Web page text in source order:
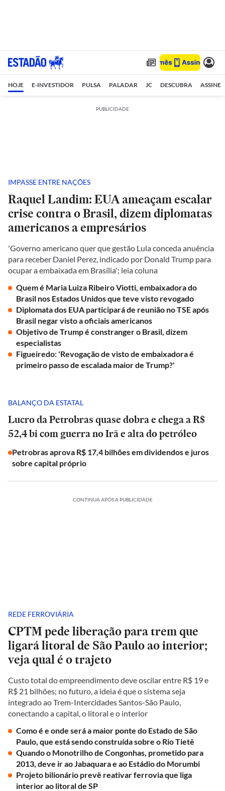
HOJE E-INVESTIDOR PULSA PALADAR JC DESCUBRA ASSINE
PUBLICIDADE
IMPASSE ENTRE NAÇÕES
Raquel Landim: EUA ameaçam escalar
crise contra o Brasil, dizem diplomatas
americanos a empresários
'Governo americano quer que gestão Lula conceda anuência
para receber Daniel Perez, indicado por Donald Trump para
ocupar a embaixada em Brasília'; leia coluna
Quem é Maria Luiza Ribeiro Viotti, embaixadora do
Brasil nos Estados Unidos que teve visto revogado
Diplomata dos EUA participará de reunião no TSE após
Brasil negar visto a oficiais americanos
Objetivo de Trump é constranger o Brasil, dizem
especialistas
Figueiredo: 'Revogação de visto de embaixadora é
primeiro passo de escalada maior de Trump?'
BALANÇO DA ESTATAL
Lucro da Petrobras quase dobra e chega a R$
52,4 bi com guerra no Irã e alta do petróleo
Petrobras aprova R$ 17,4 bilhões em dividendos e juros
sobre capital próprio
CONTINUA APÓS A PUBLICIDADE
REDE FERROVIÁRIA
CPTM pede liberação para trem que
ligará litoral de São Paulo ao interior;
veja qual é o trajeto
Custo total do empreendimento deve oscilar entre R$ 19 e
R$ 21 bilhões; no futuro, a ideia é que o sistema seja
integrado ao Trem-Intercidades Santos-São Paulo,
conectando a capital, o litoral e o interior
Como é e onde será a maior ponte do Estado de São
Paulo, que está sendo construída sobre o Rio Tietê
Quando o Monotrilho de Congonhas, prometido para
2013, deve ir ao Jabaquara e ao Estádio do Morumbi
Projeto bilionário prevê reativar ferrovia que liga
interior ao litoral de SP